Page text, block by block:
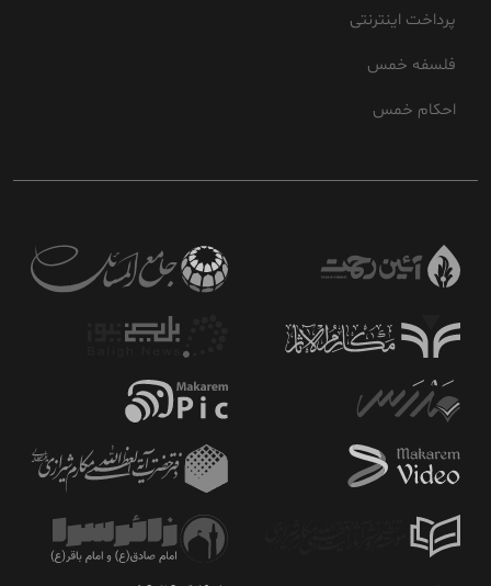
پرداخت اینترنتی
فلسفه خمس
احکام خمس